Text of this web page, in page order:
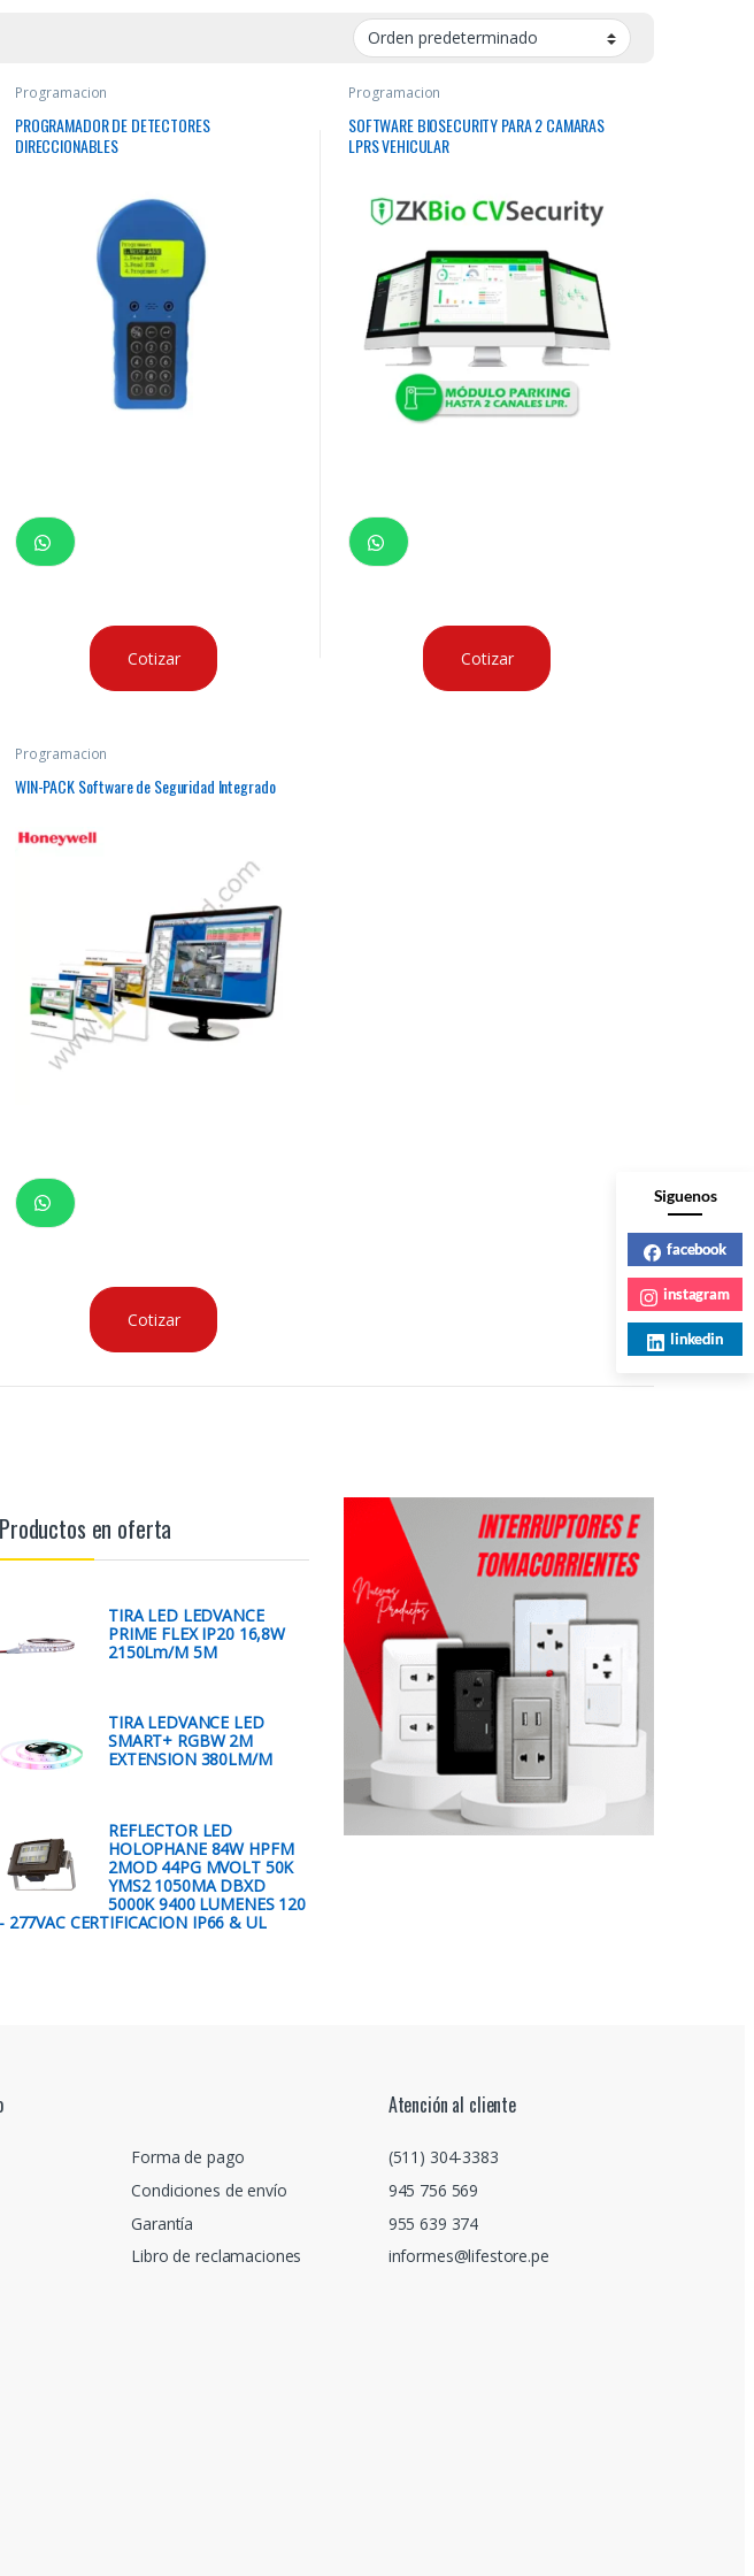
Programacion
PROGRAMADOR DE DETECTORES
DIRECCIONABLES
Cotizar
Programacion
SOFTWARE BIOSECURITY PARA 2 CAMARAS
LPRS VEHICULAR
Cotizar
Programacion
WIN-PACK Software de Seguridad Integrado
Cotizar
Productos en oferta
TIRA LED LEDVANCE
PRIME FLEX IP20 16,8W
2150Lm/M 5M
TIRA LEDVANCE LED
SMART+ RGBW 2M
EXTENSION 380LM/M
REFLECTOR LED
HOLOPHANE 84W HPFM
2MOD 44PG MVOLT 50K
YMS2 1050MA DBXD
5000K 9400 LUMENES 120
- 277VAC CERTIFICACION IP66 & UL
Forma de pago
Condiciones de envío
Garantía
Libro de reclamaciones
Atención al cliente
(511) 304-3383
945 756 569
955 639 374
informes@lifestore.pe
Siguenos
facebook
instagram
linkedin